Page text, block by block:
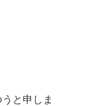
と申しま